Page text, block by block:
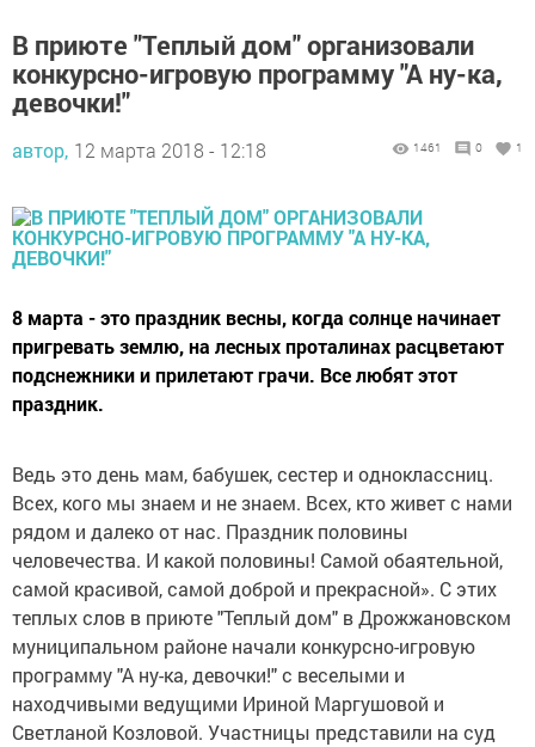
В приюте "Теплый дом" организовали
конкурсно-игровую программу "А ну-ка,
девочки!"
автор, 12 марта 2018 - 12:18 1461 0 1
8 марта - это праздник весны, когда солнце начинает
пригревать землю, на лесных проталинах расцветают
подснежники и прилетают грачи. Все любят этот
праздник.
Ведь это день мам, бабушек, сестер и одноклассниц.
Всех, кого мы знаем и не знаем. Всех, кто живет с нами
рядом и далеко от нас. Праздник половины
человечества. И какой половины! Самой обаятельной,
самой красивой, самой доброй и прекрасной». С этих
теплых слов в приюте "Теплый дом" в Дрожжановском
муниципальном районе начали конкурсно-игровую
программу "А ну-ка, девочки!" с веселыми и
находчивыми ведущими Ириной Маргушовой и
Светланой Козловой. Участницы представили на суд